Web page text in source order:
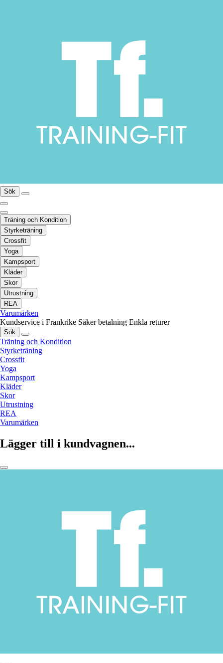
Sök
Träning och Kondition
Styrketräning
Crossfit
Yoga
Kampsport
Kläder
Skor
Utrustning
REA
Varumärken
Kundservice i Frankrike Säker betalning Enkla returer
Sök
Träning och Kondition
Styrketräning
Crossfit
Yoga
Kampsport
Kläder
Skor
Utrustning
REA
Varumärken
Lägger till i kundvagnen...